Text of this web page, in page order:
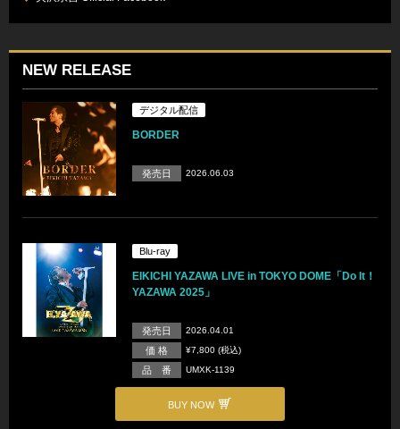
NEW RELEASE
デジタル配信
BORDER
発売日 2026.06.03
Blu-ray
EIKICHI YAZAWA LIVE in TOKYO DOME「Do It！
YAZAWA 2025」
発売日 2026.04.01
価 格 ¥7,800 (税込)
品 番 UMXK-1139
BUY NOW